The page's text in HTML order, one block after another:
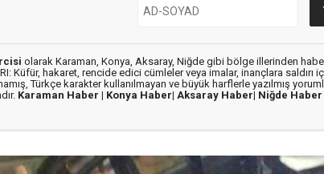
olarak Karaman, Konya, Aksaray, Niğde gibi bölge illerinden
Küfür, hakaret, rencide edici cümleler veya imalar, inançlara saldırı
Türkçe karakter kullanılmayan ve büyük harflerle yazılmış
Karaman Haber | Konya Haber| Aksaray Haber| Niğde Haber